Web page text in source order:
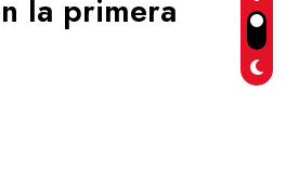
la primera